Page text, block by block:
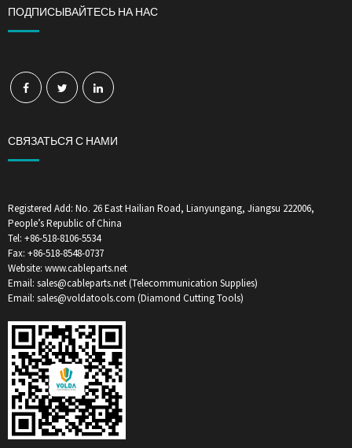
ПОДПИСЫВАЙТЕСЬ НА НАС
СВЯЗАТЬСЯ С НАМИ
Registered Add: No. 26 East Hailian Road, Lianyungang, Jiangsu 222006,
People’s Republic of China
Tel: +86-518-8106-5534
Fax: +86-518-8548-0737
Website: www.cableparts.net
Email: sales@cableparts.net (Telecommunication Supplies)
Email: sales@voldatools.com (Diamond Cutting Tools)